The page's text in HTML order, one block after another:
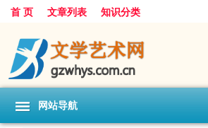
首 页 文章列表 知识分类
网站导航